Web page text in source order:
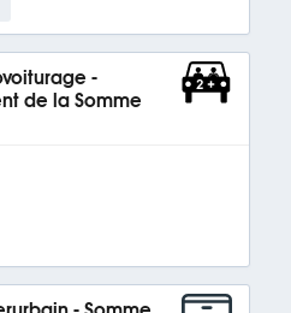
-
de la Somme